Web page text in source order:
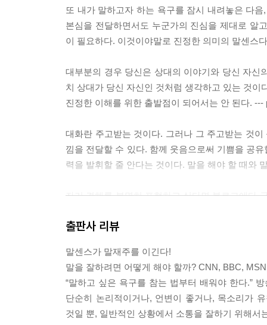
또 내가 말하고자 하는 욕구를 잠시 내려놓은 다
본심을 전달하면서도 누군가의 진심을 제대로 알
이 필요하다. 이것이야말로 진정한 의미의 말센스
대부분의 경우 당신은 상대의 이야기와 당신 자신
치 상대가 당신 자신인 것처럼 생각하고 있는 것
진정한 이해를 위한 출발점이 되어서는 안 된다. ---
대화란 주고받는 것이다. 그러나 그 주고받는 것
낌을 전달할 수 있다. 함께 웃음으로써 기쁨을 공
력을 발휘할 줄 안다는 것이다. 말을 해야 할 때와
자기 견해를 분명히 표현하고 싶다면 블로그에다
에서 참가자들이 자기 자신에 대해 이야기를 할
에 대해 이야기하는 것은 섹스를 하거나 초콜릿을
사람들은 다양한 이유로 말을 길게 늘어뜨리는 경
몰라서 그렇게 하기도 하며, 또 어떤 사람은 자신
출판사 리뷰
말센스가 말재주를 이긴다!
말을 잘하려면 어떻게 해야 할까? CNN, BBC,
“말하고 싶은 욕구를 참는 법부터 배워야 한다.”
단순히 논리적이거나, 언변이 좋거나, 목소리가
것일 뿐, 일반적인 상황에서 소통을 잘하기 위해